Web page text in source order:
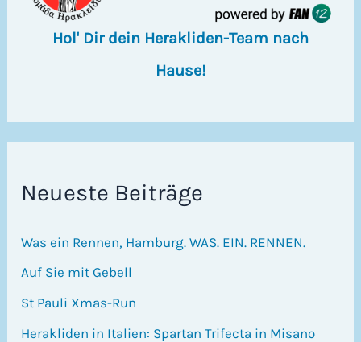
Hol' Dir dein Herakliden-Team nach
Hause!
Neueste Beiträge
Was ein Rennen, Hamburg. WAS. EIN. RENNEN.
Auf Sie mit Gebell
St Pauli Xmas-Run
Herakliden in Italien: Spartan Trifecta in Misano